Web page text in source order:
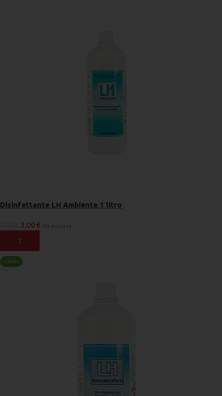
Disinfettante LH Ambiente 1 litro
3,00€ Iva esclusa
AGGIUNGI AL CARRELLO
-34%